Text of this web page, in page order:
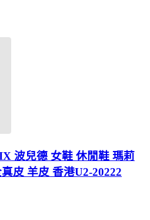
波兒德 女鞋 休閒鞋 瑪莉
皮 羊皮 香港U2-20222